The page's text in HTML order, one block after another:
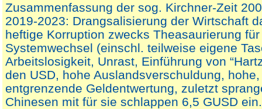
Zusammenfassung der sog. Kirchner-Zeit
2019-2023: Drangsalisierung der Wirtschaft
heftige Korruption zwecks Theasaurierung
Systemwechsel (einschl. teilweise eigene
Arbeitslosigkeit, Unrast, Einführung von
den USD, hohe Auslandsverschuldung,
entgrenzende Geldentwertung, zuletzt
Chinesen mit für sie schlappen 6,5 GUSD ein.